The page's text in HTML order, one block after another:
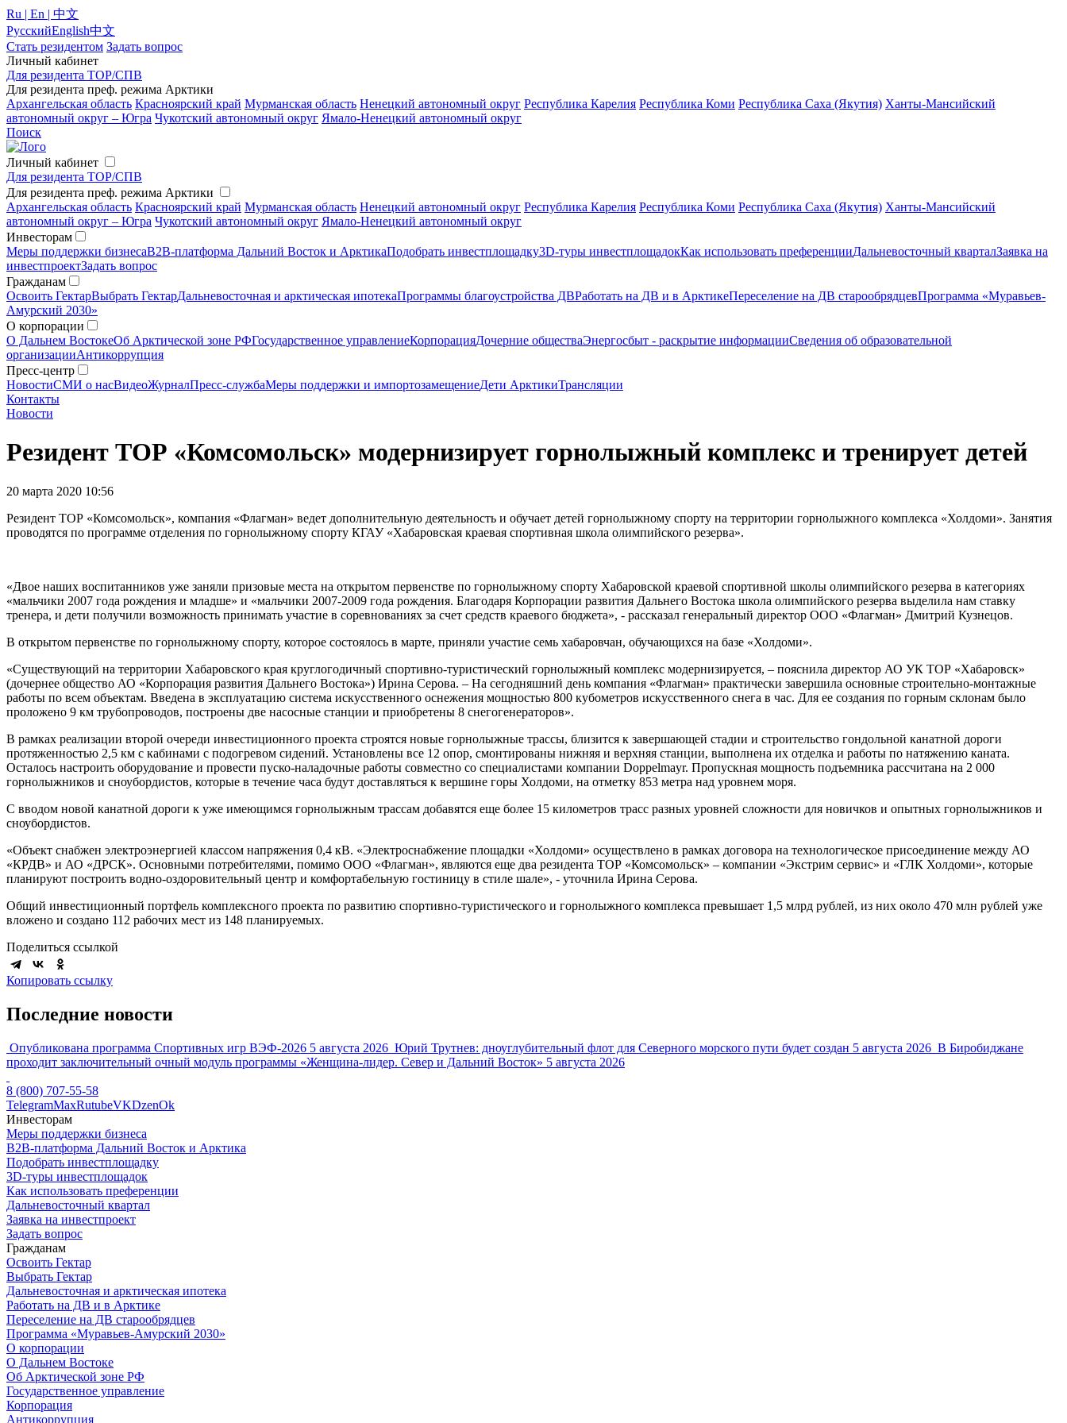
Ru | En | 中文
РусскийEnglish中文
Стать резидентом Задать вопрос
Личный кабинет
Для резидента ТОР/СПВ
Для резидента преф. режима Арктики
Архангельская область Красноярский край Мурманская область Ненецкий автономный округ Республика Карелия Республика Коми Республика Саха (Якутия) Ханты-Мансийский
автономный округ – Югра Чукотский автономный округ Ямало-Ненецкий автономный округ
Поиск
Личный кабинет
Для резидента ТОР/СПВ
Для резидента преф. режима Арктики
Архангельская область Красноярский край Мурманская область Ненецкий автономный округ Республика Карелия Республика Коми Республика Саха (Якутия) Ханты-Мансийский
автономный округ – Югра Чукотский автономный округ Ямало-Ненецкий автономный округ
Инвесторам
Меры поддержки бизнесаB2B-платформа Дальний Восток и АрктикаПодобрать инвестплощадку3D-туры инвестплощадокКак использовать преференцииДальневосточный кварталЗаявка на
инвестпроектЗадать вопрос
Гражданам
Освоить ГектарВыбрать ГектарДальневосточная и арктическая ипотекаПрограммы благоустройства ДВРаботать на ДВ и в АрктикеПереселение на ДВ старообрядцевПрограмма «Муравьев-
Амурский 2030»
О корпорации
О Дальнем ВостокеОб Арктической зоне РФГосударственное управлениеКорпорацияДочерние обществаЭнергосбыт - раскрытие информацииСведения об образовательной
организацииАнтикоррупция
Пресс-центр
НовостиСМИ о насВидеоЖурналПресс-службаМеры поддержки и импортозамещениеДети АрктикиТрансляции
Контакты
Новости
Резидент ТОР «Комсомольск» модернизирует горнолыжный комплекс и тренирует детей
20 марта 2020 10:56
Резидент ТОР «Комсомольск», компания «Флагман» ведет дополнительную деятельность и обучает детей горнолыжному спорту на территории горнолыжного комплекса «Холдоми». Занятия
проводятся по программе отделения по горнолыжному спорту КГАУ «Хабаровская краевая спортивная школа олимпийского резерва».
«Двое наших воспитанников уже заняли призовые места на открытом первенстве по горнолыжному спорту Хабаровской краевой спортивной школы олимпийского резерва в категориях
«мальчики 2007 года рождения и младше» и «мальчики 2007-2009 года рождения. Благодаря Корпорации развития Дальнего Востока школа олимпийского резерва выделила нам ставку
тренера, и дети получили возможность принимать участие в соревнованиях за счет средств краевого бюджета», - рассказал генеральный директор ООО «Флагман» Дмитрий Кузнецов.
В открытом первенстве по горнолыжному спорту, которое состоялось в марте, приняли участие семь хабаровчан, обучающихся на базе «Холдоми».
«Существующий на территории Хабаровского края круглогодичный спортивно-туристический горнолыжный комплекс модернизируется, – пояснила директор АО УК ТОР «Хабаровск»
(дочернее общество АО «Корпорация развития Дальнего Востока») Ирина Серова. – На сегодняшний день компания «Флагман» практически завершила основные строительно-монтажные
работы по всем объектам. Введена в эксплуатацию система искусственного оснежения мощностью 800 кубометров искусственного снега в час. Для ее создания по горным склонам было
проложено 9 км трубопроводов, построены две насосные станции и приобретены 8 снегогенераторов».
В рамках реализации второй очереди инвестиционного проекта строятся новые горнолыжные трассы, близится к завершающей стадии и строительство гондольной канатной дороги
протяженностью 2,5 км с кабинами с подогревом сидений. Установлены все 12 опор, смонтированы нижняя и верхняя станции, выполнена их отделка и работы по натяжению каната.
Осталось настроить оборудование и провести пуско-наладочные работы совместно со специалистами компании Doppelmayr. Пропускная мощность подъемника рассчитана на 2 000
горнолыжников и сноубордистов, которые в течение часа будут доставляться к вершине горы Холдоми, на отметку 853 метра над уровнем моря.
С вводом новой канатной дороги к уже имеющимся горнолыжным трассам добавятся еще более 15 километров трасс разных уровней сложности для новичков и опытных горнолыжников и
сноубордистов.
«Объект снабжен электроэнергией классом напряжения 0,4 кВ. «Электроснабжение площадки «Холдоми» осуществлено в рамках договора на технологическое присоединение между АО
«КРДВ» и АО «ДРСК». Основными потребителями, помимо ООО «Флагман», являются еще два резидента ТОР «Комсомольск» – компании «Экстрим сервис» и «ГЛК Холдоми», которые
планируют построить водно-оздоровительный центр и комфортабельную гостиницу в стиле шале», - уточнила Ирина Серова.
Общий инвестиционный портфель комплексного проекта по развитию спортивно-туристического и горнолыжного комплекса превышает 1,5 млрд рублей, из них около 470 млн рублей уже
вложено и создано 112 рабочих мест из 148 планируемых.
Поделиться ссылкой
Копировать ссылку
Последние новости
Опубликована программа Спортивных игр ВЭФ-2026 5 августа 2026 Юрий Трутнев: дноуглубительный флот для Северного морского пути будет создан 5 августа 2026 В Биробиджане
проходит заключительный очный модуль программы «Женщина-лидер. Север и Дальний Восток» 5 августа 2026
8 (800) 707-55-58
TelegramMaxRutubeVKDzenOk
Инвесторам
Меры поддержки бизнеса
B2B-платформа Дальний Восток и Арктика
Подобрать инвестплощадку
3D-туры инвестплощадок
Как использовать преференции
Дальневосточный квартал
Заявка на инвестпроект
Задать вопрос
Гражданам
Освоить Гектар
Выбрать Гектар
Дальневосточная и арктическая ипотека
Работать на ДВ и в Арктике
Переселение на ДВ старообрядцев
Программа «Муравьев-Амурский 2030»
О корпорации
О Дальнем Востоке
Об Арктической зоне РФ
Государственное управление
Корпорация
Антикоррупция